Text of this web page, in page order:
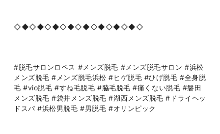
◇◆◇◆◇◆◇◆◇◆◇◆◇◆◇◆◇
#脱毛サロンロペス #メンズ脱毛 #メンズ脱毛サロン #浜松
メンズ脱毛 #メンズ脱毛浜松 #ヒゲ脱毛 #ひげ脱毛 #全身脱
毛 #vio脱毛 #すね毛脱毛 #脇毛脱毛 #痛くない脱毛 #磐田
メンズ脱毛 #袋井メンズ脱毛 #湖西メンズ脱毛 #ドライヘッ
ドスパ #浜松男脱毛 #男脱毛 #オリンピック